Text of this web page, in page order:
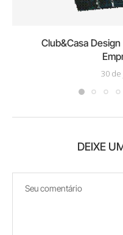
Club&Casa
30
DEIXE